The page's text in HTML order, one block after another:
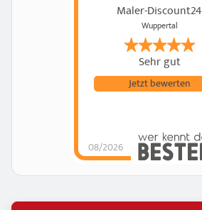
Maler-Discount24
Wuppertal
Sehr gut
08/2026
Jetzt bewerten